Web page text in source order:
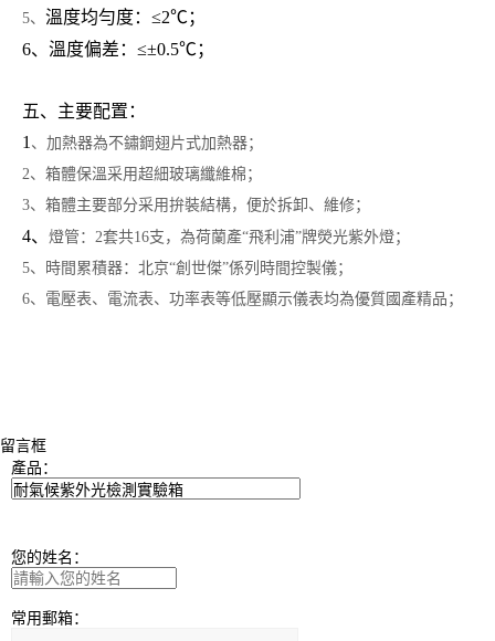
5、 溫度均勻度：≤2℃；
6、溫度偏差：≤±0.5℃；
五、主要配置：
1 、加熱器為不鏽鋼翅片式加熱器；
2、箱體保溫采用超細玻璃纖維棉；
3、箱體主要部分采用拚裝結構，便於拆卸、維修；
4、 燈管：2套共16支，為荷蘭產“飛利浦”牌熒光紫外燈；
5、時間累積器：北京“創世傑”係列時間控製儀；
6、電壓表、電流表、功率表等低壓顯示儀表均為優質國產精品；
留言框
產品：
您的姓名：
常用郵箱：